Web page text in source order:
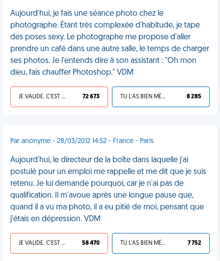
Aujourd'hui, je fais une séance photo chez le
photographe. Étant très complexée d'habitude, je tape
des poses sexy. Le photographe me propose d'aller
prendre un café dans une autre salle, le temps de charger
ses photos. Je l'entends dire à son assistant : "Oh mon
dieu, fais chauffer Photoshop." VDM
JE VALIDE, C'EST UNE VDM 72 673 TU L'AS BIEN MÉRITÉ 8 285
Par anonyme - 28/03/2012 14:52 - France - Paris
Aujourd'hui, le directeur de la boîte dans laquelle j'ai
postulé pour un emploi me rappelle et me dit que je suis
retenu. Je lui demande pourquoi, car je n'ai pas de
qualification. Il m'avoue après une longue pause que,
quand il a vu ma photo, il a eu pitié de moi, pensant que
j'étais en dépression. VDM
JE VALIDE, C'EST UNE VDM 58 470 TU L'AS BIEN MÉRITÉ 7 752